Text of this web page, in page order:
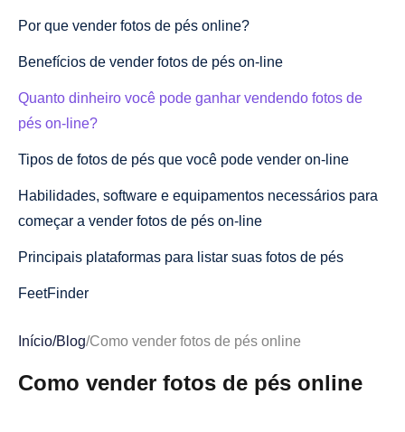
Por que vender fotos de pés online?
Benefícios de vender fotos de pés on-line
Quanto dinheiro você pode ganhar vendendo fotos de
pés on-line?
Tipos de fotos de pés que você pode vender on-line
Habilidades, software e equipamentos necessários para
começar a vender fotos de pés on-line
Principais plataformas para listar suas fotos de pés
FeetFinder
Início/Blog/Como vender fotos de pés online
Como vender fotos de pés online